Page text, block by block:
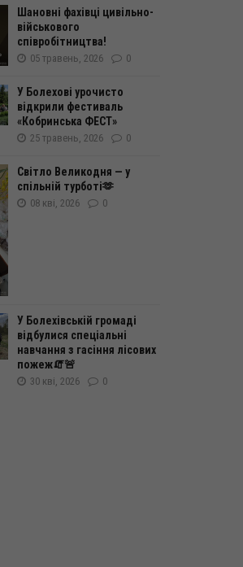
Шановні фахівці цивільно-
військового
співробітництва!
05 травень, 2026 0
У Болехові урочисто
відкрили фестиваль
«Кобринська ФЕСТ»
25 травень, 2026 0
Світло Великодня — у
спільній турботі🫶
08 кві, 2026 0
У Болехівській громаді
відбулися спеціальні
навчання з гасіння лісових
пожеж🧯🚨
30 кві, 2026 0